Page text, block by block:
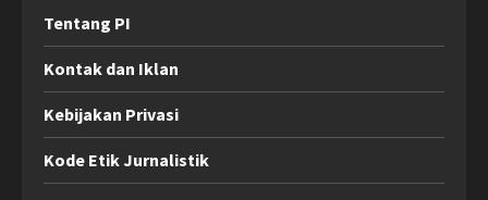
Tentang PI
Kontak dan Iklan
Kebijakan Privasi
Kode Etik Jurnalistik